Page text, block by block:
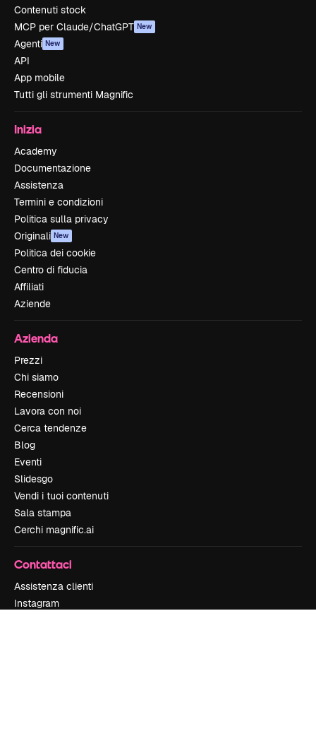
Contenuti stock
MCP per Claude/ChatGPT New
Agenti New
API
App mobile
Tutti gli strumenti Magnific
Inizia
Academy
Documentazione
Assistenza
Termini e condizioni
Politica sulla privacy
Originali New
Politica dei cookie
Centro di fiducia
Affiliati
Aziende
Azienda
Prezzi
Chi siamo
Recensioni
Lavora con noi
Cerca tendenze
Blog
Eventi
Slidesgo
Vendi i tuoi contenuti
Sala stampa
Cerchi magnific.ai
Contattaci
Assistenza clienti
Instagram